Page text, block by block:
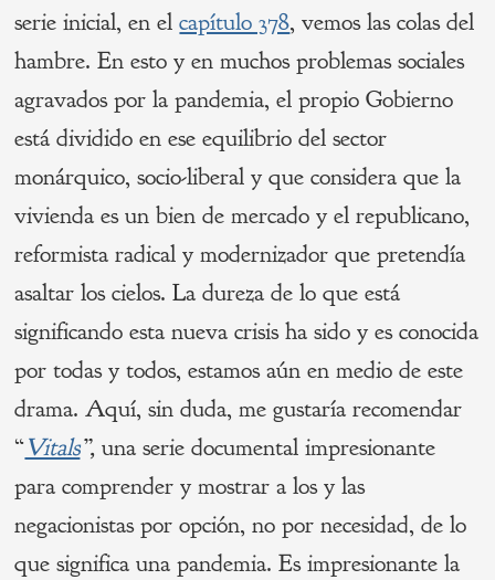
serie inicial, en elcapítulo 378, vemos las colas del
hambre. En esto y en muchos problemas sociales
agravados por la pandemia, el propio Gobierno
está dividido en ese equilibrio del sector
monárquico, socio-liberal y que considera que la
vivienda es un bien de mercado y el republicano,
reformista radical y modernizador que pretendía
asaltar los cielos. La dureza de lo que está
significando esta nueva crisis ha sido y es conocida
por todas y todos, estamos aún en medio de este
drama. Aquí, sin duda, me gustaría recomendar
“Vitals”, una serie documental impresionante
para comprender y mostrar a los y las
negacionistas por opción, no por necesidad, de lo
que significa una pandemia. Es impresionante la